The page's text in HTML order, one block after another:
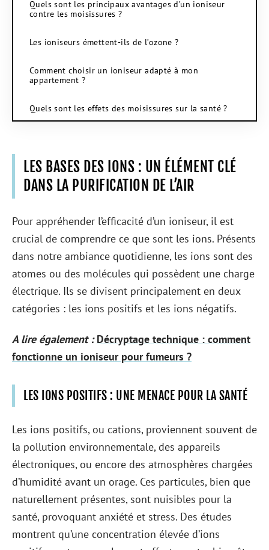
Quels sont les principaux avantages d’un ioniseur
contre les moisissures ?
Les ioniseurs émettent-ils de l’ozone ?
Comment choisir un ioniseur adapté à mon
appartement ?
Quels sont les effets des moisissures sur la santé ?
LES BASES DES IONS : UN ÉLÉMENT CLÉ
DANS LA PURIFICATION DE L’AIR
Pour appréhender l’efficacité d’un ioniseur, il est
crucial de comprendre ce que sont les ions. Présents
dans notre ambiance quotidienne, les ions sont des
atomes ou des molécules qui possèdent une charge
électrique. Ils se divisent principalement en deux
catégories : les ions positifs et les ions négatifs.
A lire également : Décryptage technique : comment
fonctionne un ioniseur pour fumeurs ?
LES IONS POSITIFS : UNE MENACE POUR LA SANTÉ
Les ions positifs, ou cations, proviennent souvent de
la pollution environnementale, des appareils
électroniques, ou encore des atmosphères chargées
d’humidité avant un orage. Ces particules, bien que
naturellement présentes, sont nuisibles pour la
santé, provoquant anxiété et stress. Des études
montrent qu’une concentration élevée d’ions